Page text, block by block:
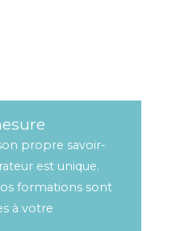
propre savoir-
est unique.
formations sont
à votre